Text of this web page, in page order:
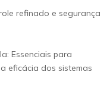
refinado e segurança
Essenciais para
eficácia dos sistemas